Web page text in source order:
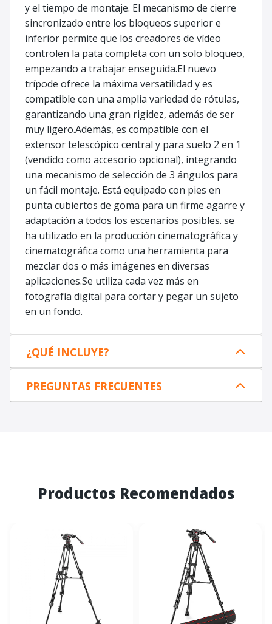
y el tiempo de montaje. El mecanismo de cierre
sincronizado entre los bloqueos superior e
inferior permite que los creadores de vídeo
controlen la pata completa con un solo bloqueo,
empezando a trabajar enseguida.El nuevo
trípode ofrece la máxima versatilidad y es
compatible con una amplia variedad de rótulas,
garantizando una gran rigidez, además de ser
muy ligero.Además, es compatible con el
extensor telescópico central y para suelo 2 en 1
(vendido como accesorio opcional), integrando
una mecanismo de selección de 3 ángulos para
un fácil montaje. Está equipado con pies en
punta cubiertos de goma para un firme agarre y
adaptación a todos los escenarios posibles. se
ha utilizado en la producción cinematográfica y
cinematográfica como una herramienta para
mezclar dos o más imágenes en diversas
aplicaciones.Se utiliza cada vez más en
fotografía digital para cortar y pegar un sujeto
en un fondo.
¿QUÉ INCLUYE?
PREGUNTAS FRECUENTES
Productos Recomendados